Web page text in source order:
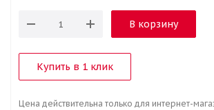
В корзину
Купить в 1 клик
Цена действительна только для интернет-